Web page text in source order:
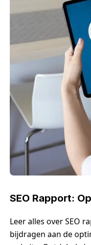
SEO Rapport:
Leer alles over SEO
bijdragen aan de